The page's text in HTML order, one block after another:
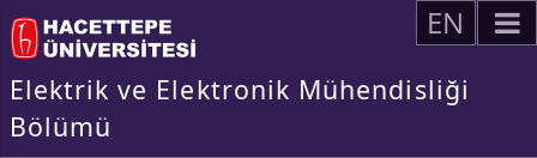
EN
Elektrik ve Elektronik Mühendisliği
Bölümü